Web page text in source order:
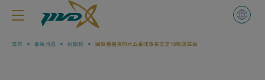
首頁 最新消息 新聞稿 國貿署署長與水五金理事長交流 地點滿益金
Cookie管理面板